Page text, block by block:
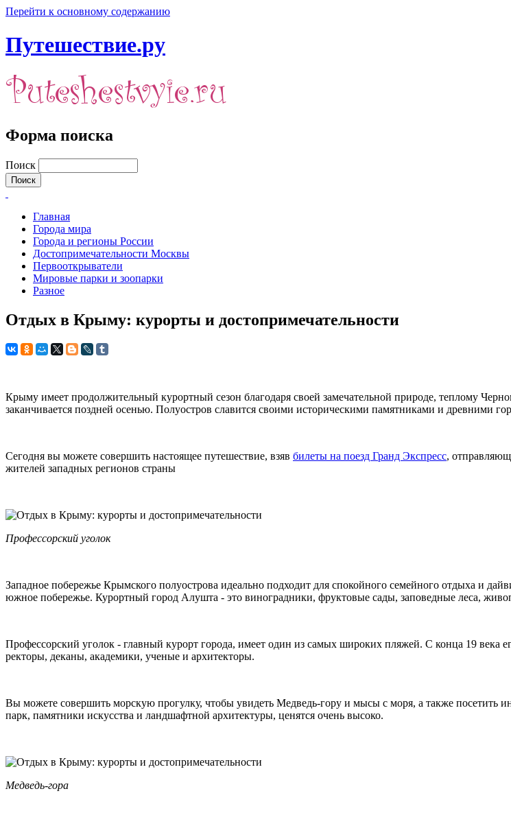
Перейти к основному содержанию
Путешествие.ру
Форма поиска
Поиск
Главная
Города мира
Города и регионы России
Достопримечательности Москвы
Первооткрыватели
Мировые парки и зоопарки
Разное
Отдых в Крыму: курорты и достопримечательности
Крыму имеет продолжительный курортный сезон благодаря своей замечательной природе, теплому
заканчивается поздней осенью. Полуостров славится своими историческими памятниками и древними
Сегодня вы можете совершить настоящее путешествие, взяв билеты на поезд Гранд Экспресс,
жителей западных регионов страны
Профессорский уголок
Западное побережье Крымского полуострова идеально подходит для спокойного семейного отдыха и
южное побережье. Курортный город Алушта - это виноградники, фруктовые сады, заповедные леса,
Профессорский уголок - главный курорт города, имеет один из самых широких пляжей. С конца 19 века
ректоры, деканы, академики, ученые и архитекторы.
Вы можете совершить морскую прогулку, чтобы увидеть Медведь-гору и мысы с моря, а также
парк, памятники искусства и ландшафтной архитектуры, ценятся очень высоко.
Медведь-гора